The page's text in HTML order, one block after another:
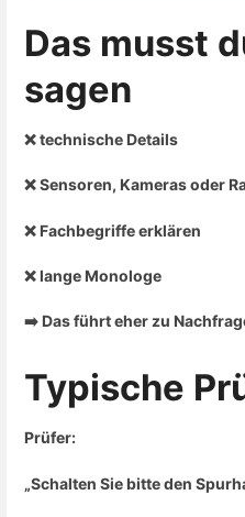
Das musst
sagen
❌ technische Details
❌ Sensoren, Kameras oder
❌ Fachbegriffe erklären
❌ lange Monologe
➡️ Das führt eher zu
Typische
Prüfer:
„Schalten Sie bitte den